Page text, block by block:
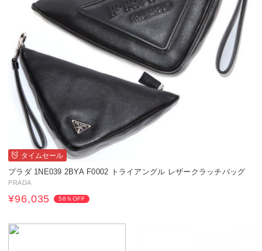
タイムセール
プラダ 1NE039 2BYA F0002 トライアングル レザークラッチバッグ
PRADA
¥96,035 58％OFF